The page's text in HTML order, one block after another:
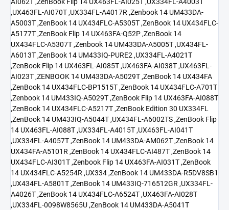
AI062T ,ZenBook Flip 14 UX463FL-AI025T ,UX334FL-A4003T
,UX463FL-AI070T ,UX334FL-A4017R ,Zenbook 14 UM433DA-
A5003T ,ZenBook 14 UX434FLC-A5305T ,ZenBook 14 UX434FLC-
A5177T ,ZenBook Flip 14 UX463FA-Q52P ,ZenBook 14
UX434FLC-A5307T ,Zenbook 14 UM433DA-A5005T ,UX434FL-
A6013T ,ZenBook 14 UM433IQ-PURE2 ,UX334FL-A4021T
,ZenBook Flip 14 UX463FL-AI085T ,UX463FA-AI038T ,UX463FL-
AI023T ,ZENBOOK 14 UM433DA-A5029T ,ZenBook 14 UX434FA
,ZenBook 14 UX434FLC-BP1515T ,ZenBook 14 UX434FLC-A701T
,Zenbook 14 UM433IQ-A5029T ,ZenBook Flip 14 UX463FA-AI088T
,ZenBook 14 UX434FLC-A5217T ,ZenBook Edition 30 UX334FL
,ZenBook 14 UM433IQ-A5044T ,UX434FL-A6002TS ,ZenBook Flip
14 UX463FL-AI088T ,UX334FL-A4015T ,UX463FL-AI041T
,UX334FL-A4057T ,ZenBook 14 UM433DA-AM062T ,ZenBook 14
UX434FA-A5101R ,ZenBook 14 UX434FLC-AI487T ,ZenBook 14
UX434FLC-AI301T ,Zenbook Flip 14 UX463FA-AI031T ,ZenBook
14 UX434FLC-A5254R ,UX334 ,ZenBook 14 UM433DA-R5DV8SB1
,UX434FL-A5801T ,ZenBook 14 UM433IQ-716512GR ,UX334FL-
A4026T ,ZenBook 14 UX434FLC-A6524T ,UX463FA-AI028T
,UX334FL-0098W8565U ,ZenBook 14 UM433DA-A5041T